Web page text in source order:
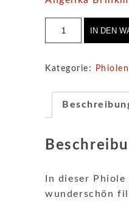
Mariendistel
IN DEN
Kategorie: Phiolen
In dieser
wunderschön